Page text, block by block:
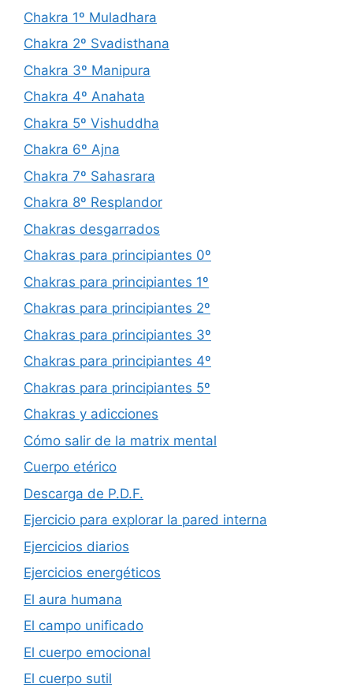
Chakra 1º Muladhara
Chakra 2º Svadisthana
Chakra 3º Manipura
Chakra 4º Anahata
Chakra 5º Vishuddha
Chakra 6º Ajna
Chakra 7º Sahasrara
Chakra 8º Resplandor
Chakras desgarrados
Chakras para principiantes 0º
Chakras para principiantes 1º
Chakras para principiantes 2º
Chakras para principiantes 3º
Chakras para principiantes 4º
Chakras para principiantes 5º
Chakras y adicciones
Cómo salir de la matrix mental
Cuerpo etérico
Descarga de P.D.F.
Ejercicio para explorar la pared interna
Ejercicios diarios
Ejercicios energéticos
El aura humana
El campo unificado
El cuerpo emocional
El cuerpo sutil